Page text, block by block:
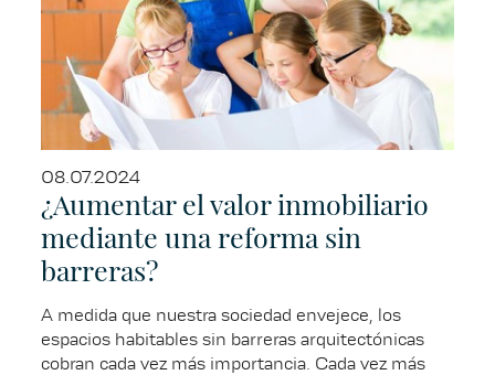
08.07.2024
¿Aumentar el valor inmobiliario
mediante una reforma sin
barreras?
A medida que nuestra sociedad envejece, los
espacios habitables sin barreras arquitectónicas
cobran cada vez más importancia. Cada vez más